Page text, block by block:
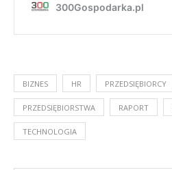
BIZNES HR PRZEDSIĘBIORCY
PRZEDSIĘBIORSTWA RAPORT
TECHNOLOGIA